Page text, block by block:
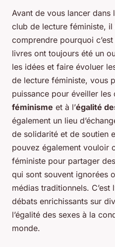
Avant de vous lancer dans
club de lecture féministe,
comprendre pourquoi
livres ont toujours été un
les idées et faire évoluer
de lecture féministe, vous
puissance pour éveiller les
féminisme et à l’égalité
également un lieu
de solidarité et de soutien
pouvez également vouloir
féministe pour partager des
qui sont souvent ignorées
médias traditionnels. C’est
débats enrichissants sur
l’égalité des sexes à la
monde.